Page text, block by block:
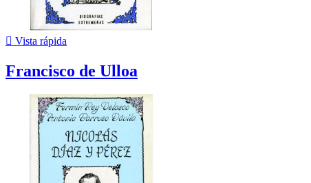
 Vista rápida
Francisco de Ulloa